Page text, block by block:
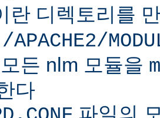
란 디렉토리를
든 nlm 모듈을
다